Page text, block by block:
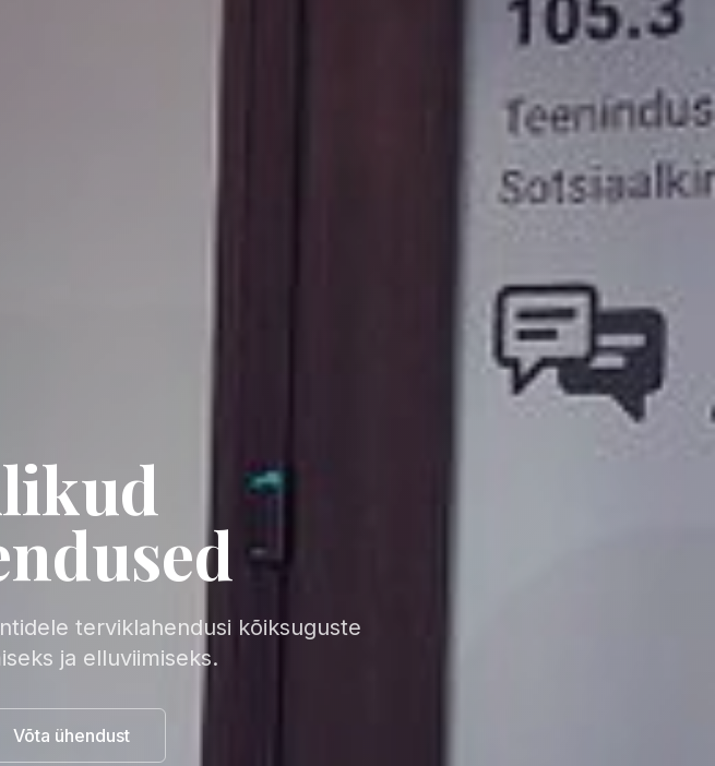
terviklahendusi kõiksuguste
ja elluviimiseks.
Võta ühendust